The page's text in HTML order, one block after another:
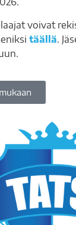
voivat
täällä.